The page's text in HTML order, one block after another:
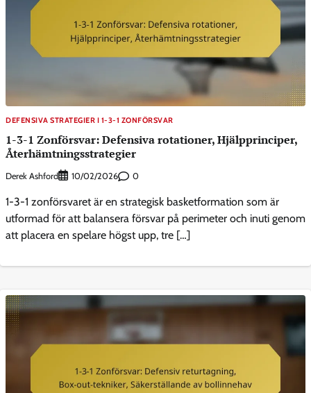
DEFENSIVA STRATEGIER I 1-3-1 ZONFÖRSVAR
1-3-1 Zonförsvar: Defensiva rotationer, Hjälpprinciper,
Återhämtningsstrategier
Derek Ashford 10/02/2026 0
1-3-1 zonförsvaret är en strategisk basketformation som är
utformad för att balansera försvar på perimeter och inuti genom
att placera en spelare högst upp, tre […]